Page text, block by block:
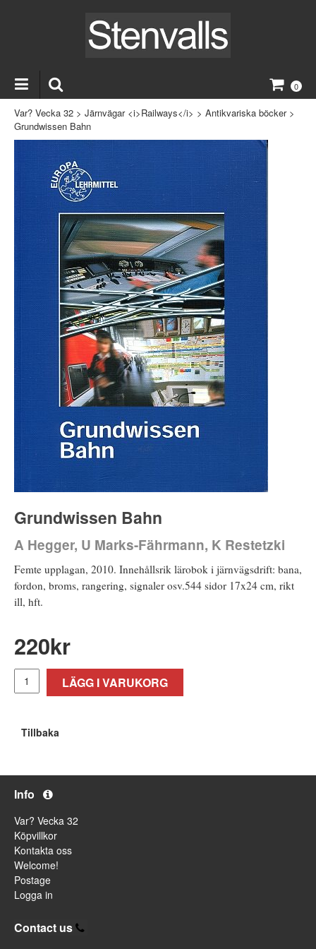
0
Var? Vecka 32 > Järnvägar <i>Railways</i> > Antikvariska böcker>
Grundwissen Bahn
Grundwissen Bahn
A Hegger, U Marks-Fährmann, K Restetzki
Femte upplagan, 2010. Innehållsrik lärobok i järnvägsdrift: bana,
fordon, broms, rangering, signaler osv.544 sidor 17x24 cm, rikt
ill, hft.
220kr
LÄGG I VARUKORG
Tillbaka
Info
Var? Vecka 32
Köpvillkor
Kontakta oss
Welcome!
Postage
Logga in
Contact us